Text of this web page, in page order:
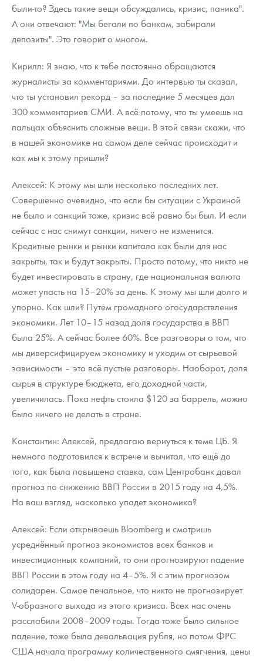
были-то? Здесь такие вещи обсуждались, кризис, паника".
А они отвечают: "Мы бегали по банкам, забирали
депозиты". Это говорит о многом.
Кирилл: Я знаю, что к тебе постоянно обращаются
журналисты за комментариями. До интервью ты сказал,
что ты установил рекорд – за последние 5 месяцев дал
300 комментариев СМИ. А всё потому, что ты умеешь на
пальцах объяснить сложные вещи. В этой связи скажи, что
в нашей экономике на самом деле сейчас происходит и
как мы к этому пришли?
Алексей: К этому мы шли несколько последних лет.
Совершенно очевидно, что если бы ситуации с Украиной
не было и санкций тоже, кризис всё равно бы был. И если
сейчас с нас снимут санкции, ничего не изменится.
Кредитные рынки и рынки капитала как были для нас
закрыты, так и будут закрыты. Просто потому, что никто не
будет инвестировать в страну, где национальная валюта
может упасть на 15–20% за день. К этому мы шли долго и
упорно. Как шли? Путем громадного огосударствления
экономики. Лет 10–15 назад доля государства в ВВП
была 25%. А сейчас более 60%. Все разговоры о том, что
мы диверсифицируем экономику и уходим от сырьевой
зависимости – это всё пустые разговоры. Наоборот, доля
сырья в структуре бюджета, его доходной части,
увеличилась. Пока нефть стоила $120 за баррель, можно
было ничего не делать в стране.
Константин: Алексей, предлагаю вернуться к теме ЦБ. Я
немного подготовился к встрече и вычитал, что ещё до
того, как была повышена ставка, сам Центробанк давал
прогноз по снижению ВВП России в 2015 году на 4,5%.
На ваш взгляд, насколько упадет экономика?
Алексей: Если открываешь Bloomberg и смотришь
усреднённый прогноз экономистов всех банков и
инвестиционных компаний, то они прогнозируют падение
ВВП России в этом году на 4–5%. Я с этим прогнозом
солидарен. Самое печальное, что никто не прогнозирует
V-образного выхода из этого кризиса. Всех нас очень
расслабили 2008–2009 годы. Тогда тоже было сильное
падение, тоже была девальвация рубля, но потом ФРС
США начала программу количественного смягчения, цены